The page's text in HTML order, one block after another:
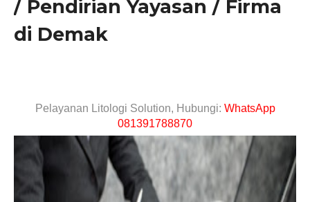
/ Pendirian Yayasan / Firma
di Demak
Pelayanan Litologi Solution, Hubungi: WhatsApp
081391788870